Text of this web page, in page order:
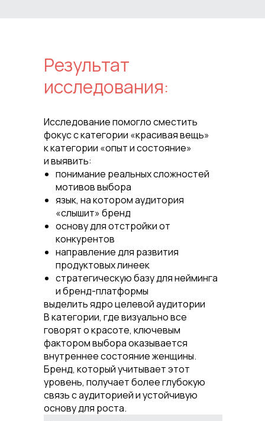
Результат
исследования:
Исследование помогло сместить
фокус с категории «красивая вещь»
к категории «опыт и состояние»
и выявить:
понимание реальных сложностей
мотивов выбора
язык, на котором аудитория
«слышит» бренд
основу для отстройки от
конкурентов
направление для развития
продуктовых линеек
стратегическую базу для нейминга
и бренд-платформы
выделить ядро целевой аудитории
В категории, где визуально все
говорят о красоте, ключевым
фактором выбора оказывается
внутреннее состояние женщины.
Бренд, который учитывает этот
уровень, получает более глубокую
связь с аудиторией и устойчивую
основу для роста.